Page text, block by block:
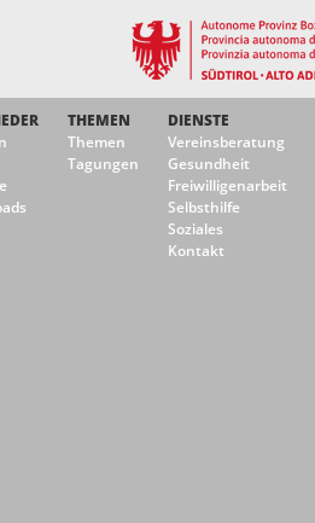
THEMEN
Themen
Tagungen
DIENSTE
Vereinsberatung
Gesundheit
Freiwilligenarbeit
Selbsthilfe
Soziales
Kontakt